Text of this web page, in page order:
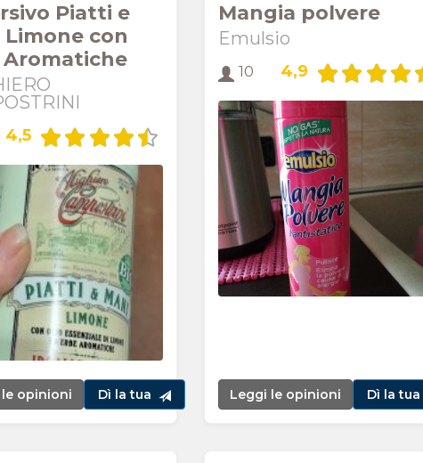
Piatti e
Limone con
Aromatiche
4,5
opinioni Dì la tua
Mangia polvere
Emulsio
10 4,9
Leggi le opinioni Dì la tua